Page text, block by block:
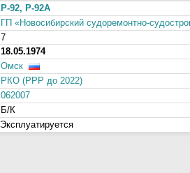
Р-92, Р-92А
ГП «Новосибирский судоремонтно-
7
18.05.1974
Омск
РКО (РРР до 2022)
062007
Б/К
Эксплуатируется